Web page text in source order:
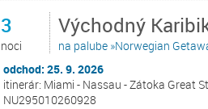
3
noci
Východný
na palube »Norwegian
odchod: 25. 9. 2026
itinerár: Miami - Nassau - Zátoka Great
NU295010260928